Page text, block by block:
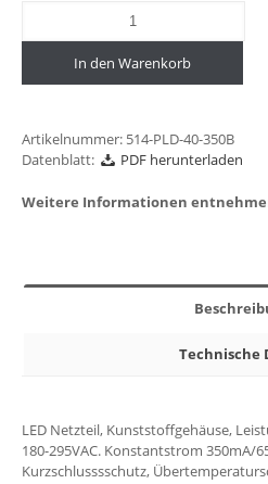
In den Warenkorb
Artikelnummer: 514-PLD-40-350B
Datenblatt:
PDF herunterladen
Weitere Informationen
Technische
LED Netzteil, Kunststoffgehäuse,
180-295VAC. Konstantstrom 350mA/
Kurzschlusssschutz,